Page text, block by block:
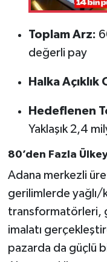
Toplam Arz:
değerli pay
Halka Açıklık
Hedeflenen
Yaklaşık 2,4
80’den Fazla
Adana merkezli
gerilimlerde yağlı/
transformatörleri,
imalatı
pazarda da güçlü